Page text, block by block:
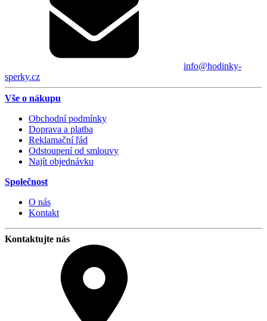
info@hodinky-
sperky.cz
Vše o nákupu
Obchodní podmínky
Doprava a platba
Reklamační řád
Odstoupení od smlouvy
Najít objednávku
Společnost
O nás
Kontakt
Kontaktujte nás